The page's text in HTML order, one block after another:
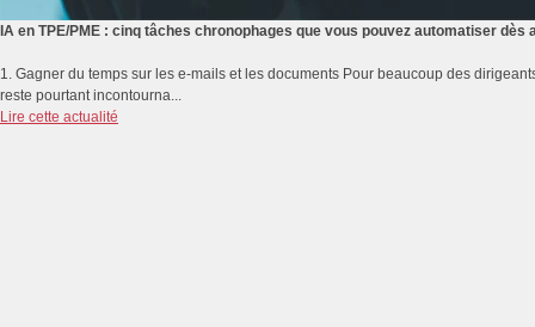
IA en TPE/PME : cinq tâches chronophages que vous pouvez automatiser dès
1. Gagner du temps sur les e-mails et les documents Pour beaucoup des
reste pourtant incontourna...
Lire cette actualité